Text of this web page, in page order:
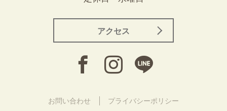
アクセス
お問い合わせ プライバシーポリシー